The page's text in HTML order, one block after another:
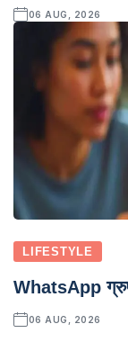
06 AUG, 2026
LIFESTYLE
WhatsApp
06 AUG, 2026